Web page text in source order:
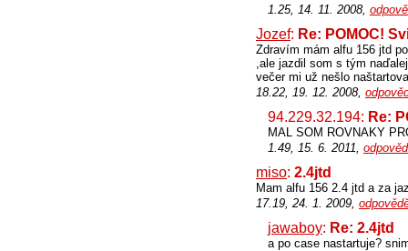
1.25, 14. 11. 2008,
Jozef: Re: POMOC!
Zdravím mám alfu 156 jtd
,ale jazdil som s tým
večer mi už nešlo
18.22, 19. 12. 2008,
94.229.32.194: Re:
MAL SOM ROVNAKY
1.49, 15. 6. 2011,
miso: 2.4jtd
Mam alfu 156 2.4 jtd a za
17.19, 24. 1. 2009,
jawaboy: Re: 2.4jtd
a po case nastartuje?